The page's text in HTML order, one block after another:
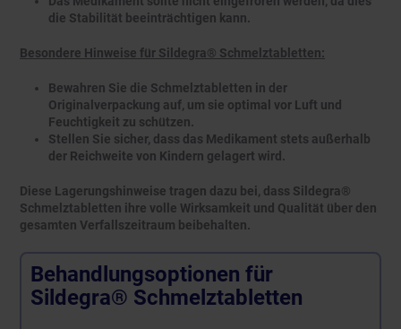
die Stabilität beeinträchtigen kann.
Besondere Hinweise für Sildegra® Schmelztabletten:
Bewahren Sie die Schmelztabletten in der
Originalverpackung auf, um sie optimal vor Luft und
Feuchtigkeit zu schützen.
Stellen Sie sicher, dass das Medikament stets außerhalb
der Reichweite von Kindern gelagert wird.
Diese Lagerungshinweise tragen dazu bei, dass Sildegra®
Schmelztabletten ihre volle Wirksamkeit und Qualität über den
gesamten Verfallszeitraum beibehalten.
Behandlungsoptionen für
Sildegra® Schmelztabletten